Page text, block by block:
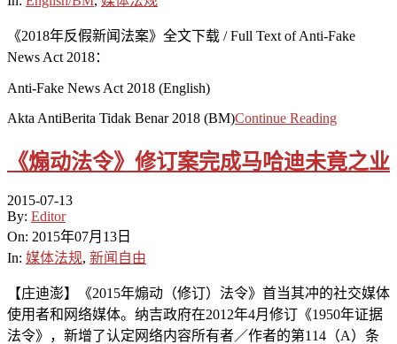
《2018年反假新闻法案》全文下载 / Full Text of Anti-Fake
News Act 2018：
Anti-Fake News Act 2018 (English)
Akta AntiBerita Tidak Benar 2018 (BM)Continue Reading
《煽动法令》修订案完成马哈迪未竟之业
2015-07-13
By: Editor
On: 2015年07月13日
In: 媒体法规, 新闻自由
【庄迪澎】《2015年煽动（修订）法令》首当其冲的社交媒体
使用者和网络媒体。纳吉政府在2012年4月修订《1950年证据
法令》，新增了认定网络内容所有者／作者的第114（A）条